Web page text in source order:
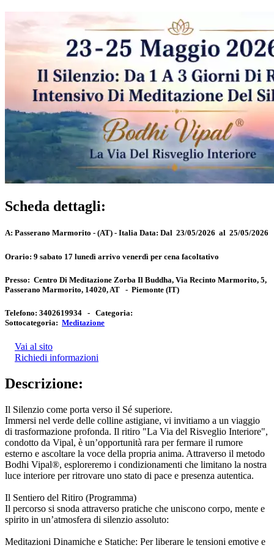
Scheda dettagli:
A: Passerano Marmorito - (AT) - Italia Data: Dal 23/05/2026 al 25/05/2026
Orario: 9 sabato 17 lunedì arrivo venerdì per cena facoltativo
Presso: Centro Di Meditazione Zorba Il Buddha, Via Recinto Marmorito, 5,
Passerano Marmorito, 14020, AT - Piemonte (IT)
Telefono: 3402619934 - Categoria:
Sottocategoria: Meditazione
Vai al sito
Richiedi informazioni
Descrizione:
Il Silenzio come porta verso il Sé superiore.
Immersi nel verde delle colline astigiane, vi invitiamo a un viaggio
di trasformazione profonda. Il ritiro "La Via del Risveglio Interiore",
condotto da Vipal, è un’opportunità rara per fermare il rumore
esterno e ascoltare la voce della propria anima. Attraverso il metodo
Bodhi Vipal®, esploreremo i condizionamenti che limitano la nostra
luce interiore per ritrovare uno stato di pace e presenza autentica.
Il Sentiero del Ritiro (Programma)
Il percorso si snoda attraverso pratiche che uniscono corpo, mente e
spirito in un’atmosfera di silenzio assoluto:
Meditazioni Dinamiche e Statiche: Per liberare le tensioni emotive e